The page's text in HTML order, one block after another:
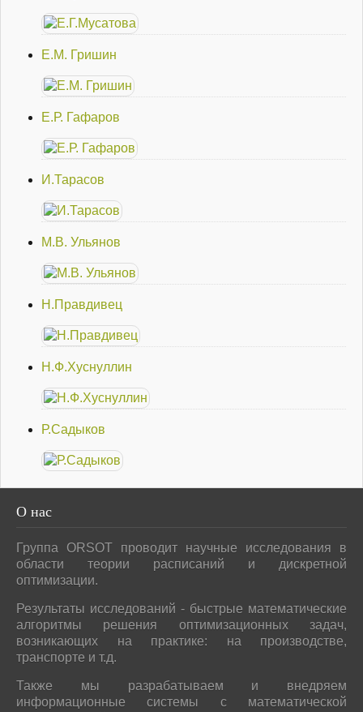
Е.М. Гришин
Е.Р. Гафаров
И.Тарасов
М.В. Ульянов
Н.Правдивец
Н.Ф.Хуснуллин
Р.Садыков
О нас
Группа ORSOT проводит научные исследования в
области теории расписаний и дискретной
оптимизации.
Результаты исследований - быстрые математические
алгоритмы решения оптимизационных задач,
возникающих на практике: на производстве,
транспорте и т.д.
Также мы разрабатываем и внедряем
информационные системы с математической